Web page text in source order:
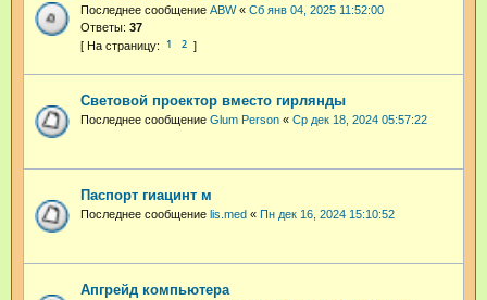
Последнее сообщение ABW« Сб янв 04, 2025 11:52:00
Ответы: 37
1 2
Световой проектор вместо гирлянды
Последнее сообщение Glum Person « Ср дек 18, 2024 05:57:22
Паспорт гиацинт м
Последнее сообщение lis.med « Пн дек 16, 2024 15:10:52
Апгрейд компьютера